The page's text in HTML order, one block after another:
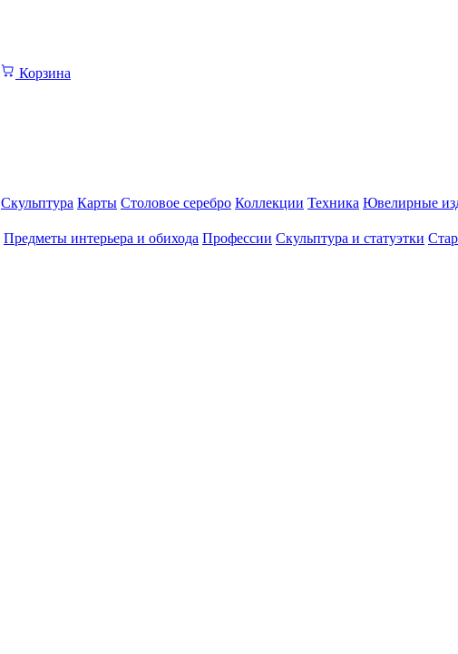
Корзина
Скульптура Карты Столовое серебро Коллекции Техника Ювелирные
Предметы интерьера и обихода Профессии Скульптура и статуэтки